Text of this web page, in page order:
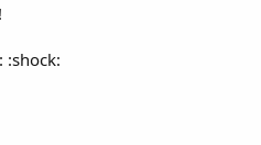
:shock: